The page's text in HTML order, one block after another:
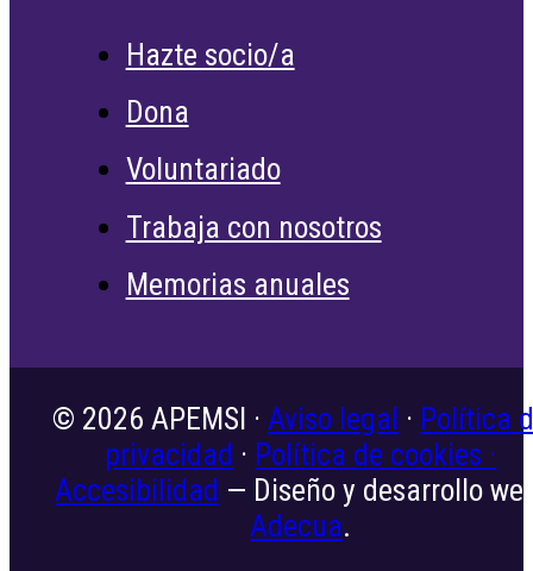
Hazte socio/a
Dona
Voluntariado
Trabaja con nosotros
Memorias anuales
© 2026 APEMSI ·Aviso legal · Política
privacidad · Política de cookies ·
Accesibilidad — Diseño y desarrollo
Adecua.